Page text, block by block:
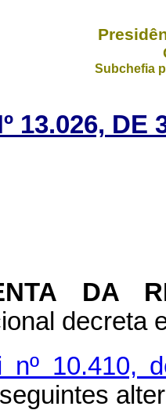
Subchefia
13.026, DE
DA
decreta
nº 10.410,